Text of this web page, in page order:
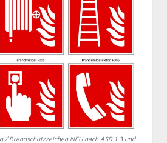
/ Brandschutzzeichen NEU nach ASR 1.3 und